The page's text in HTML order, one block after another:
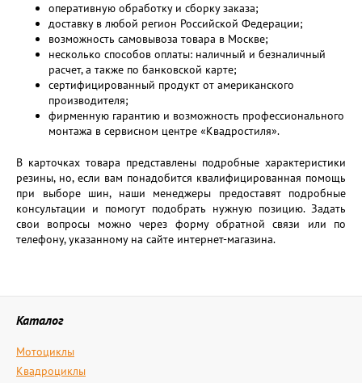
оперативную обработку и сборку заказа;
доставку в любой регион Российской Федерации;
возможность самовывоза товара в Москве;
несколько способов оплаты: наличный и безналичный
расчет, а также по банковской карте;
сертифицированный продукт от американского
производителя;
фирменную гарантию и возможность профессионального
монтажа в сервисном центре «Квадростиля».
В карточках товара представлены подробные характеристики
резины, но, если вам понадобится квалифицированная помощь
при выборе шин, наши менеджеры предоставят подробные
консультации и помогут подобрать нужную позицию. Задать
свои вопросы можно через форму обратной связи или по
телефону, указанному на сайте интернет-магазина.
Каталог
Мотоциклы
Квадроциклы